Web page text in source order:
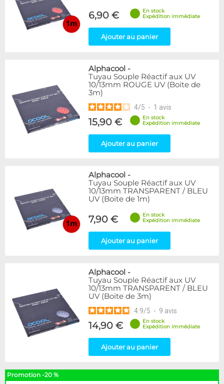
6,90 €
En stock
Expédition immédiate
Ajouter au panier
Alphacool -
Tuyau Souple Réactif aux UV
10/13mm ROUGE UV (Boite de
3m)
4/5 - 1 avis
15,90 €
En stock
Expédition immédiate
Ajouter au panier
Alphacool -
Tuyau Souple Réactif aux UV
10/13mm TRANSPARENT / BLEU
UV (Boite de 1m)
7,90 €
En stock
Expédition immédiate
Ajouter au panier
Alphacool -
Tuyau Souple Réactif aux UV
10/13mm TRANSPARENT / BLEU
UV (Boite de 3m)
4.9/5 - 9 avis
14,90 €
En stock
Expédition immédiate
Ajouter au panier
Promotion -20 %